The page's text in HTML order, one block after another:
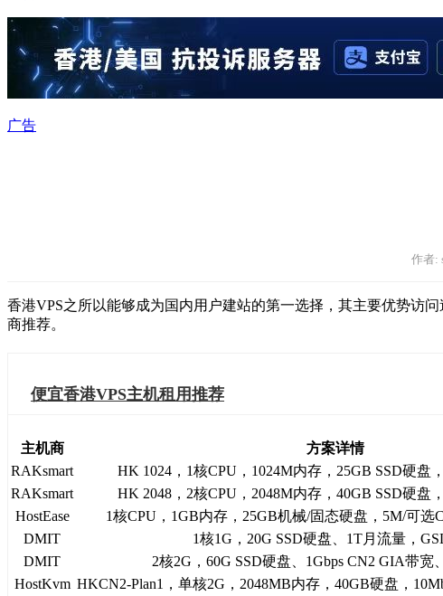
广告
作者:
香港VPS之所以能够成为国内用户建站的第一选择，其主要优势访
商推荐。
便宜香港VPS主机租用推荐
主机商 方案详情
RAKsmart
HK 1024，1核CPU，1024M内存，25GB SSD硬盘
RAKsmart
HK 2048，2核CPU，2048M内存，40GB SSD硬盘
HostEase
1核CPU，1GB内存，25GB机械/固态硬盘，5M/可选
DMIT
1核1G，20G SSD硬盘、1T月流量，
DMIT
2核2G，60G SSD硬盘、1Gbps CN2 GIA带宽
HostKvm HKCN2-Plan1，单核2G，2048MB内存，40GB硬盘，